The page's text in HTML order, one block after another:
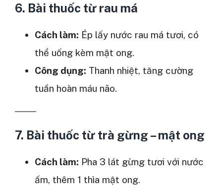
6. Bài thuốc từ rau má
Cách làm: Ép lấy nước rau má tươi, có
thể uống kèm mật ong.
Công dụng: Thanh nhiệt, tăng cường
tuần hoàn máu não.
7. Bài thuốc từ trà gừng – mật ong
Cách làm: Pha 3 lát gừng tươi với nước
ấm, thêm 1 thìa mật ong.